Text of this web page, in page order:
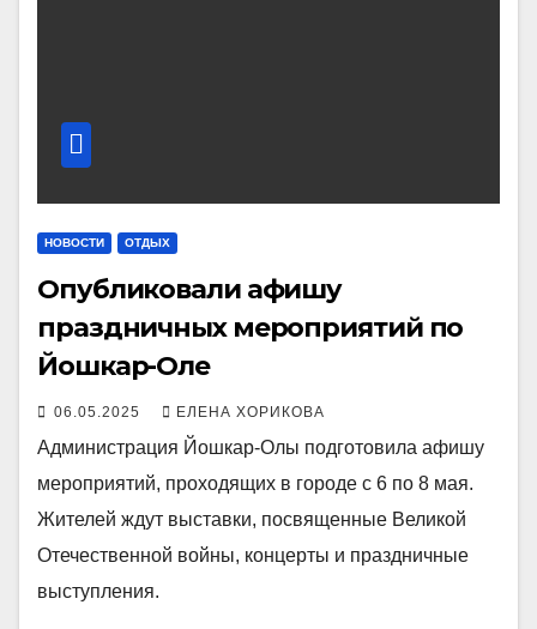
НОВОСТИ ОТДЫХ
Опубликовали афишу
праздничных мероприятий по
Йошкар-Оле
06.05.2025 ЕЛЕНА ХОРИКОВА
Администрация Йошкар-Олы подготовила афишу
мероприятий, проходящих в городе с 6 по 8 мая.
Жителей ждут выставки, посвященные Великой
Отечественной войны, концерты и праздничные
выступления.